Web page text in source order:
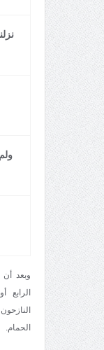
وبعد أن
الرابع
الحمام.